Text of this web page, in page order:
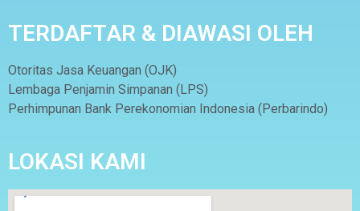
TERDAFTAR & DIAWASI OLEH
Otoritas Jasa Keuangan (OJK)
Lembaga Penjamin Simpanan (LPS)
Perhimpunan Bank Perekonomian Indonesia (Perbarindo)
LOKASI KAMI